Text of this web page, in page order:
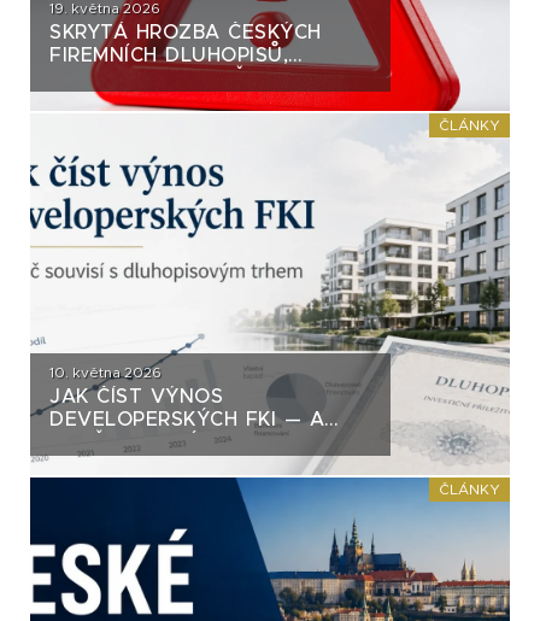
19. května 2026
SKRYTÁ HROZBA ČESKÝCH
FIREMNÍCH DLUHOPISŮ,
KTEROU SKORO VŠICHNI
PŘEHLÍŽÍ. A TÝKÁ SE HLAVNĚ
ČLÁNKY
10. května 2026
JAK ČÍST VÝNOS
DEVELOPERSKÝCH FKI — A
PROČ SOUVISÍ S
ČLÁNKY